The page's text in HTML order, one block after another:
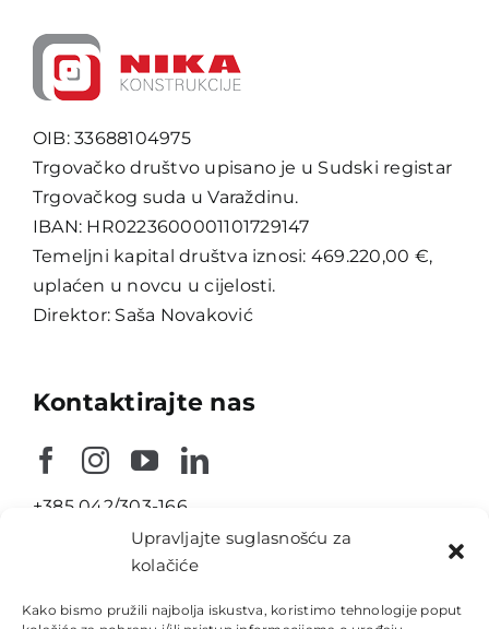
Upravljajte suglasnošću za
kolačiće
Kako bismo pružili najbolja iskustva, koristimo tehnologije poput
OIB: 33688104975
Trgovačko društvo upisano je u Sudski registar
Trgovačkog suda u Varaždinu.
IBAN: HR0223600001101729147
Temeljni kapital društva iznosi: 469.220,00 €,
uplaćen u novcu u cijelosti.
Direktor: Saša Novaković
Kontaktirajte nas
+385 042/303-166
info@nika-konstrukcije.hr
Ulica Braće Radića 23